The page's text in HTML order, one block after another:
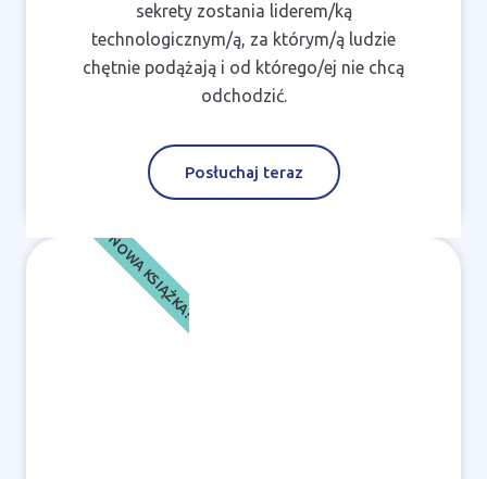
sekrety zostania liderem/ką
technologicznym/ą, za którym/ą ludzie
chętnie podążają i od którego/ej nie chcą
odchodzić.
Posłuchaj teraz
NOWA KSIĄŻKA!